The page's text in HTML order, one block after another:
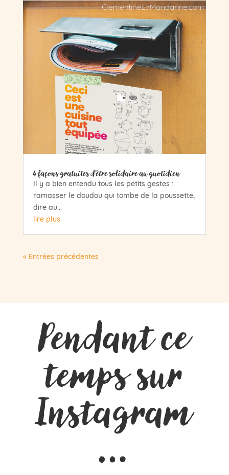
4 façons gratuites d’être solidaire au quotidien
Il y a bien entendu tous les petits gestes :
ramasser le doudou qui tombe de la poussette,
dire au...
lire plus
« Entrées précédentes
Pendant ce
temps sur
Instagram
…